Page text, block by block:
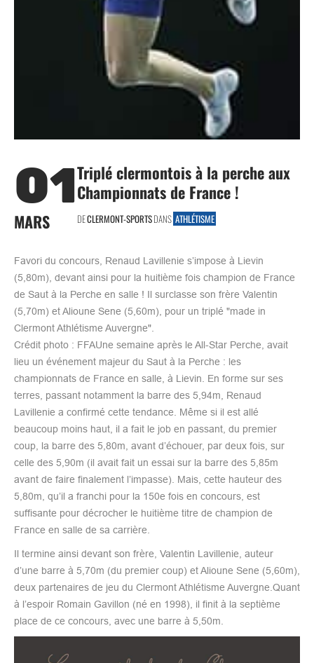
01
MARS
Triplé clermontois à la perche aux
Championnats de France !
DECLERMONT-SPORTSDANS ATHLÉTISME
Favori du concours, Renaud Lavillenie s’impose à Lievin
(5,80m), devant ainsi pour la huitième fois champion de France
de Saut à la Perche en salle ! Il surclasse son frère Valentin
(5,70m) et Alioune Sene (5,60m), pour un triplé "made in
Clermont Athlétisme Auvergne".
Crédit photo : FFAUne semaine après le All-Star Perche, avait
lieu un événement majeur du Saut à la Perche : les
championnats de France en salle, à Lievin. En forme sur ses
terres, passant notamment la barre des 5,94m, Renaud
Lavillenie a confirmé cette tendance. Même si il est allé
beaucoup moins haut, il a fait le job en passant, du premier
coup, la barre des 5,80m, avant d’échouer, par deux fois, sur
celle des 5,90m (il avait fait un essai sur la barre des 5,85m
avant de faire finalement l’impasse). Mais, cette hauteur des
5,80m, qu’il a franchi pour la 150e fois en concours, est
suffisante pour décrocher le huitième titre de champion de
France en salle de sa carrière.
Il termine ainsi devant son frère, Valentin Lavillenie, auteur
d’une barre à 5,70m (du premier coup) et Alioune Sene (5,60m),
deux partenaires de jeu du Clermont Athlétisme Auvergne.Quant
à l’espoir Romain Gavillon (né en 1998), il finit à la septième
place de ce concours, avec une barre à 5,50m.